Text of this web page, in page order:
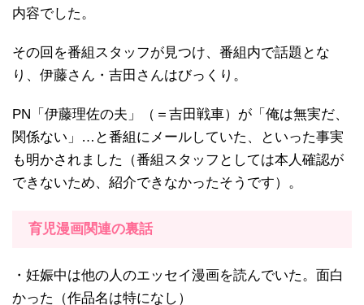
内容でした。
その回を番組スタッフが見つけ、番組内で話題とな
り、伊藤さん・吉田さんはびっくり。
PN「伊藤理佐の夫」（＝吉田戦車）が「俺は無実だ、
関係ない」…と番組にメールしていた、といった事実
も明かされました（番組スタッフとしては本人確認が
できないため、紹介できなかったそうです）。
育児漫画関連の裏話
・妊娠中は他の人のエッセイ漫画を読んでいた。面白
かった（作品名は特になし）